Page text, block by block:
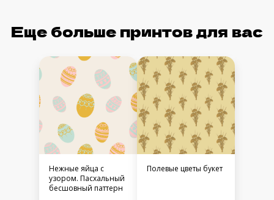
Еще больше принтов для вас
Нежные яйца с
узором. Пасхальный
бесшовный паттерн
Полевые цветы букет